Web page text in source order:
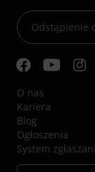
Odstąpienie
O nas
Kariera
Blog
Ogłoszenia
System